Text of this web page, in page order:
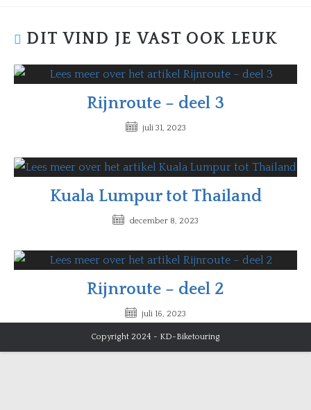
DIT VIND JE VAST OOK LEUK
Rijnroute – deel 3
juli 31, 2023
Kuala Lumpur tot Thailand
december 8, 2023
Rijnroute – deel 2
juli 16, 2023
Copyright 2024 - KD-Biketouring